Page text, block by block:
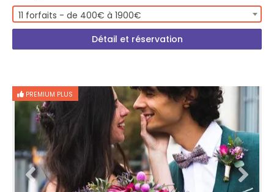
11 forfaits - de 400€ à 1900€
Détail et réservation
PREMIUM PLUS